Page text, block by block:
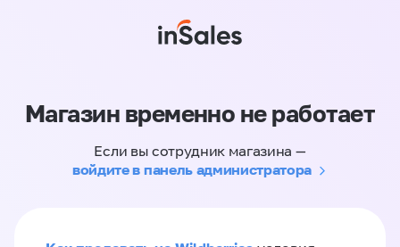
Магазин временно не работает
Если вы сотрудник магазина —
войдите в панель администратора